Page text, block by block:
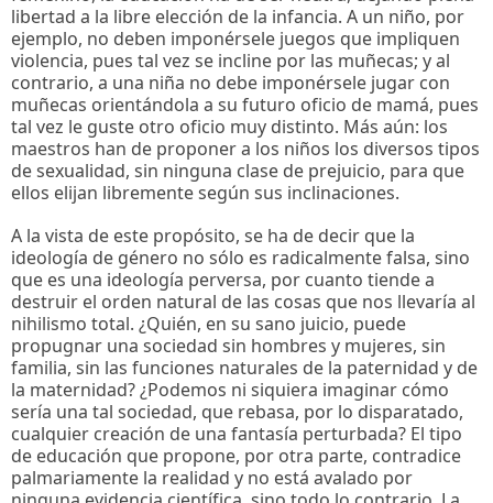
libertad a la libre elección de la infancia. A un niño, por
ejemplo, no deben imponérsele juegos que impliquen
violencia, pues tal vez se incline por las muñecas; y al
contrario, a una niña no debe imponérsele jugar con
muñecas orientándola a su futuro oficio de mamá, pues
tal vez le guste otro oficio muy distinto. Más aún: los
maestros han de proponer a los niños los diversos tipos
de sexualidad, sin ninguna clase de prejuicio, para que
ellos elijan libremente según sus inclinaciones.
A la vista de este propósito, se ha de decir que la
ideología de género no sólo es radicalmente falsa, sino
que es una ideología perversa, por cuanto tiende a
destruir el orden natural de las cosas que nos llevaría al
nihilismo total. ¿Quién, en su sano juicio, puede
propugnar una sociedad sin hombres y mujeres, sin
familia, sin las funciones naturales de la paternidad y de
la maternidad? ¿Podemos ni siquiera imaginar cómo
sería una tal sociedad, que rebasa, por lo disparatado,
cualquier creación de una fantasía perturbada? El tipo
de educación que propone, por otra parte, contradice
palmariamente la realidad y no está avalado por